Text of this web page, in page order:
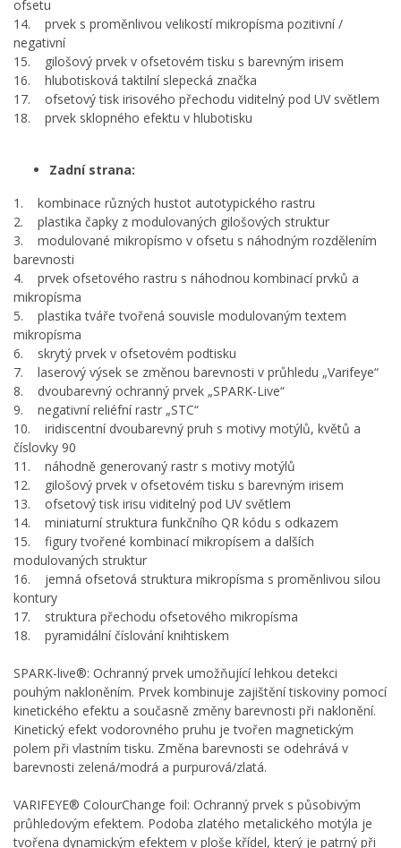
ofsetu
14. prvek s proměnlivou velikostí mikropísma pozitivní /
negativní
15. gilošový prvek v ofsetovém tisku s barevným irisem
16. hlubotisková taktilní slepecká značka
17. ofsetový tisk irisového přechodu viditelný pod UV světlem
18. prvek sklopného efektu v hlubotisku
Zadní strana:
1. kombinace různých hustot autotypického rastru
2. plastika čapky z modulovaných gilošových struktur
3. modulované mikropísmo v ofsetu s náhodným rozdělením
barevnosti
4. prvek ofsetového rastru s náhodnou kombinací prvků a
mikropísma
5. plastika tváře tvořená souvisle modulovaným textem
mikropísma
6. skrytý prvek v ofsetovém podtisku
7. laserový výsek se změnou barevnosti v průhledu „Varifeye“
8. dvoubarevný ochranný prvek „SPARK-Live“
9. negativní reliéfní rastr „STC“
10. iridiscentní dvoubarevný pruh s motivy motýlů, květů a
číslovky 90
11. náhodně generovaný rastr s motivy motýlů
12. gilošový prvek v ofsetovém tisku s barevným irisem
13. ofsetový tisk irisu viditelný pod UV světlem
14. miniaturní struktura funkčního QR kódu s odkazem
15. figury tvořené kombinací mikropísem a dalších
modulovaných struktur
16. jemná ofsetová struktura mikropísma s proměnlivou silou
kontury
17. struktura přechodu ofsetového mikropísma
18. pyramidální číslování knihtiskem
SPARK-live®: Ochranný prvek umožňující lehkou detekci
pouhým nakloněním. Prvek kombinuje zajištění tiskoviny pomocí
kinetického efektu a současně změny barevnosti při naklonění.
Kinetický efekt vodorovného pruhu je tvořen magnetickým
polem při vlastním tisku. Změna barevnosti se odehrává v
barevnosti zelená/modrá a purpurová/zlatá.
VARIFEYE® ColourChange foil: Ochranný prvek s působivým
průhledovým efektem. Podoba zlatého metalického motýla je
tvořena dynamickým efektem v ploše křídel, který je patrný při